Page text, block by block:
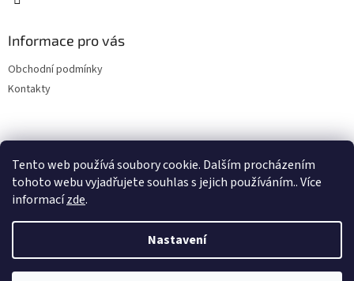
Tento web používá soubory cookie. Dalším procházením
tohoto webu vyjadřujete souhlas s jejich používáním.. Více
informacízde.
Nastavení
Informace pro vás
Obchodní podmínky
Kontakty
Copyright 2026SDH plus vše pro hasiče a záchranáře. Všechna